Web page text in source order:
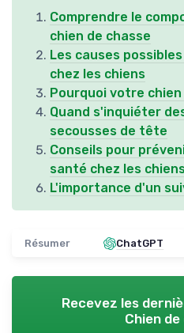
Comprendre le
chien de chasse
Les causes
chez les chiens
Pourquoi votre
Quand s'inquiéter
secousses de tête
Conseils pour
santé chez les
L'importance d'un
Résumer ChatGPT
Recevez les
Chien